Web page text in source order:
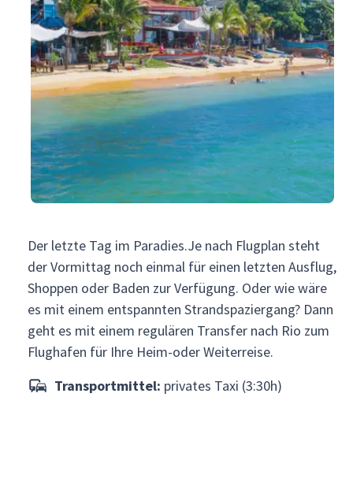
Der letzte Tag im Paradies.Je nach Flugplan steht
der Vormittag noch einmal für einen letzten Ausflug,
Shoppen oder Baden zur Verfügung. Oder wie wäre
es mit einem entspannten Strandspaziergang? Dann
geht es mit einem regulären Transfer nach Rio zum
Flughafen für Ihre Heim-oder Weiterreise.
Transportmittel: privates Taxi (3:30h)